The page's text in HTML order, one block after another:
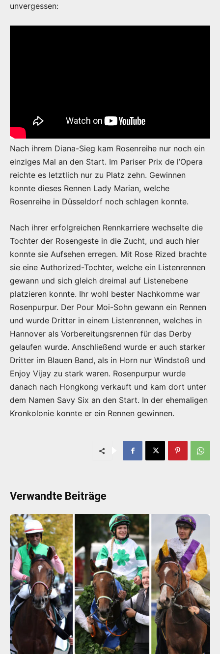
unvergessen:
Nach ihrem Diana-Sieg kam Rosenreihe nur noch ein
einziges Mal an den Start. Im Pariser Prix de l’Opera
reichte es letztlich nur zu Platz zehn. Gewinnen
konnte dieses Rennen Lady Marian, welche
Rosenreihe in Düsseldorf noch schlagen konnte.
Nach ihrer erfolgreichen Rennkarriere wechselte die
Tochter der Rosengeste in die Zucht, und auch hier
konnte sie Aufsehen erregen. Mit Rose Rized brachte
sie eine Authorized-Tochter, welche ein Listenrennen
gewann und sich gleich dreimal auf Listenebene
platzieren konnte. Ihr wohl bester Nachkomme war
Rosenpurpur. Der Pour Moi-Sohn gewann ein Rennen
und wurde Dritter in einem Listenrennen, welches in
Hannover als Vorbereitungsrennen für das Derby
gelaufen wurde. Anschließend wurde er auch starker
Dritter im Blauen Band, als in Horn nur Windstoß und
Enjoy Vijay zu stark waren. Rosenpurpur wurde
danach nach Hongkong verkauft und kam dort unter
dem Namen Savy Six an den Start. In der ehemaligen
Kronkolonie konnte er ein Rennen gewinnen.
Verwandte Beiträge